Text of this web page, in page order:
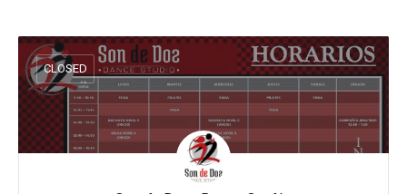
CLOSED